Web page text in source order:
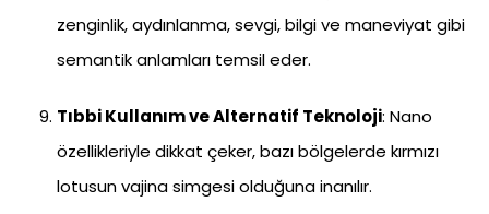
zenginlik, aydınlanma, sevgi, bilgi ve maneviyat gibi
semantik anlamları temsil eder.
Tıbbi Kullanım ve Alternatif Teknoloji: Nano
özellikleriyle dikkat çeker, bazı bölgelerde kırmızı
lotusun vajina simgesi olduğuna inanılır.